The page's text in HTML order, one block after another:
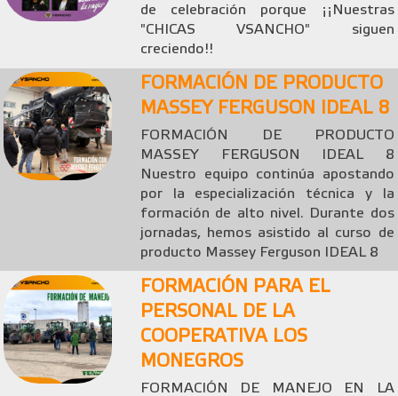
de celebración porque ¡¡Nuestras
"CHICAS VSANCHO" siguen
creciendo!!
FORMACIÓN DE PRODUCTO
MASSEY FERGUSON IDEAL 8
FORMACIÓN DE PRODUCTO
MASSEY FERGUSON IDEAL 8
Nuestro equipo continúa apostando
por la especialización técnica y la
formación de alto nivel. Durante dos
jornadas, hemos asistido al curso de
producto Massey Ferguson IDEAL 8
FORMACIÓN PARA EL
PERSONAL DE LA
COOPERATIVA LOS
MONEGROS
FORMACIÓN DE MANEJO EN LA